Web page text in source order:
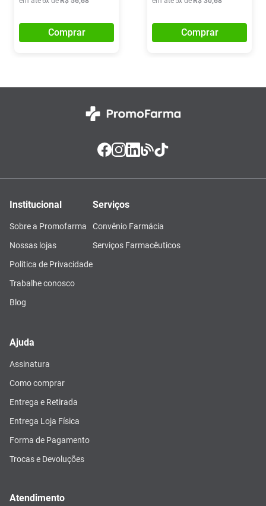
Comprar Comprar
Institucional
Sobre a Promofarma
Nossas lojas
Política de Privacidade
Trabalhe conosco
Blog
Serviços
Convênio Farmácia
Serviços Farmacêuticos
Ajuda
Assinatura
Como comprar
Entrega e Retirada
Entrega Loja Física
Forma de Pagamento
Trocas e Devoluções
Atendimento